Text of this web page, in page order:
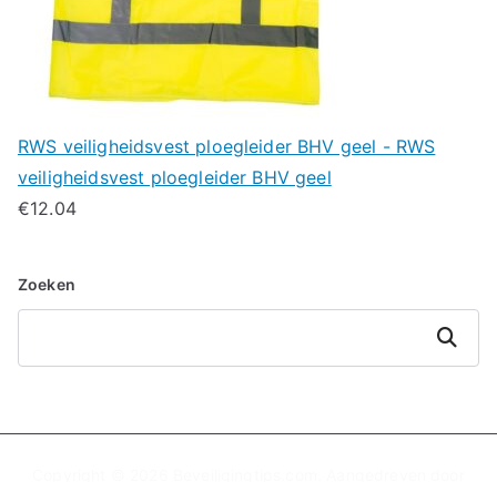
RWS veiligheidsvest ploegleider BHV geel - RWS
veiligheidsvest ploegleider BHV geel
€12.04
Zoeken
Zoeken